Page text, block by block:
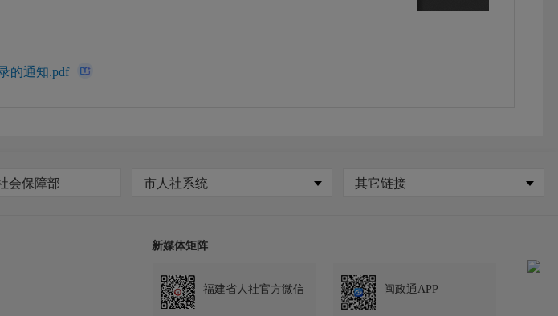
的通知.pdf
会保障部 市人社系统 其它链接
新媒体矩阵
福建省人社官方微信 闽政通APP